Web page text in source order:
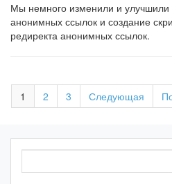
Мы немного изменили и улучшили
анонимных ссылок и создание
редиректа анонимных ссылок.
1 2 3 Следующая